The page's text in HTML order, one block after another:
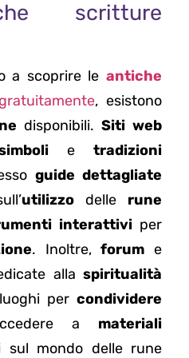
scritture
a scoprire le antiche
gratuitamente, esistono
disponibili. Siti web
e tradizioni
guide dettagliate
utilizzo delle rune
interattivi per
. Inoltre,forum e
alla spiritualità
per condividere
a materiali
sul mondo delle rune